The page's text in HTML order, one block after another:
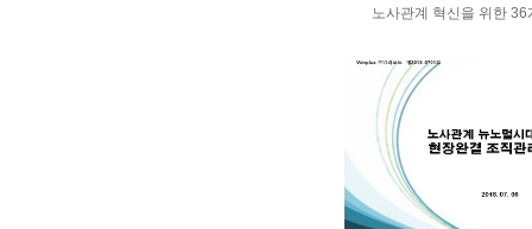
노사관계 혁신을 위한 36